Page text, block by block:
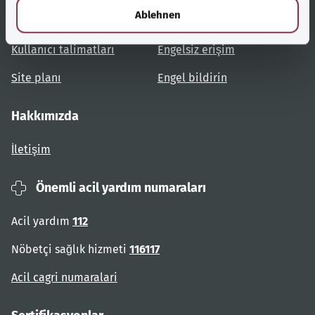
Ablehnen
Kullanıcı talimatları
Site planı
Danışma ve yardım
Engelsiz erişim
Engel bildirin
Hakkımızda
İletişim
Önemli acil yardım numaraları
Acil yardım 112
Nöbetçi sağlık hizmeti 116117
Acil cagri numaralari